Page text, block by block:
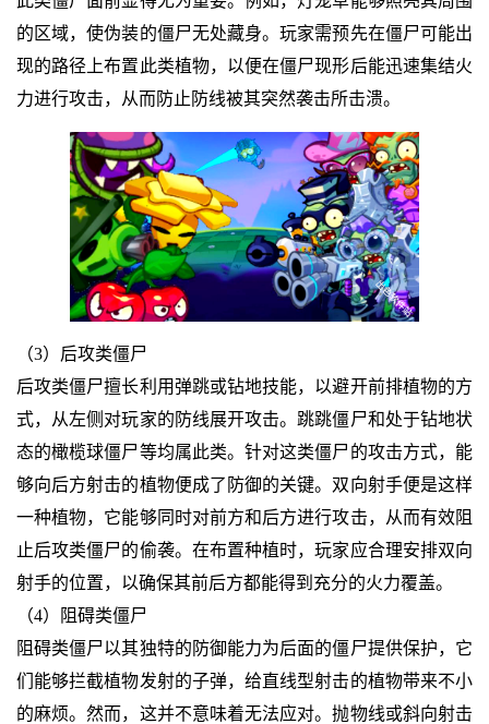
的区域，使伪装的僵尸无处藏身。玩家需预先在僵尸可能出
现的路径上布置此类植物，以便在僵尸现形后能迅速集结火
力进行攻击，从而防止防线被其突然袭击所击溃。
（3）后攻类僵尸
后攻类僵尸擅长利用弹跳或钻地技能，以避开前排植物的方
式，从左侧对玩家的防线展开攻击。跳跳僵尸和处于钻地状
态的橄榄球僵尸等均属此类。针对这类僵尸的攻击方式，能
够向后方射击的植物便成了防御的关键。双向射手便是这样
一种植物，它能够同时对前方和后方进行攻击，从而有效阻
止后攻类僵尸的偷袭。在布置种植时，玩家应合理安排双向
射手的位置，以确保其前后方都能得到充分的火力覆盖。
（4）阻碍类僵尸
阻碍类僵尸以其独特的防御能力为后面的僵尸提供保护，它
们能够拦截植物发射的子弹，给直线型射击的植物带来不小
的麻烦。然而，这并不意味着无法应对。抛物线或斜向射击